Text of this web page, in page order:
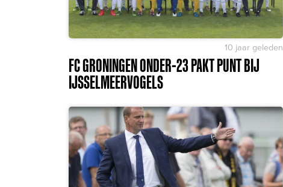
10 jaar geleden
FC GRONINGEN ONDER-23 PAKT PUNT BIJ
IJSSELMEERVOGELS